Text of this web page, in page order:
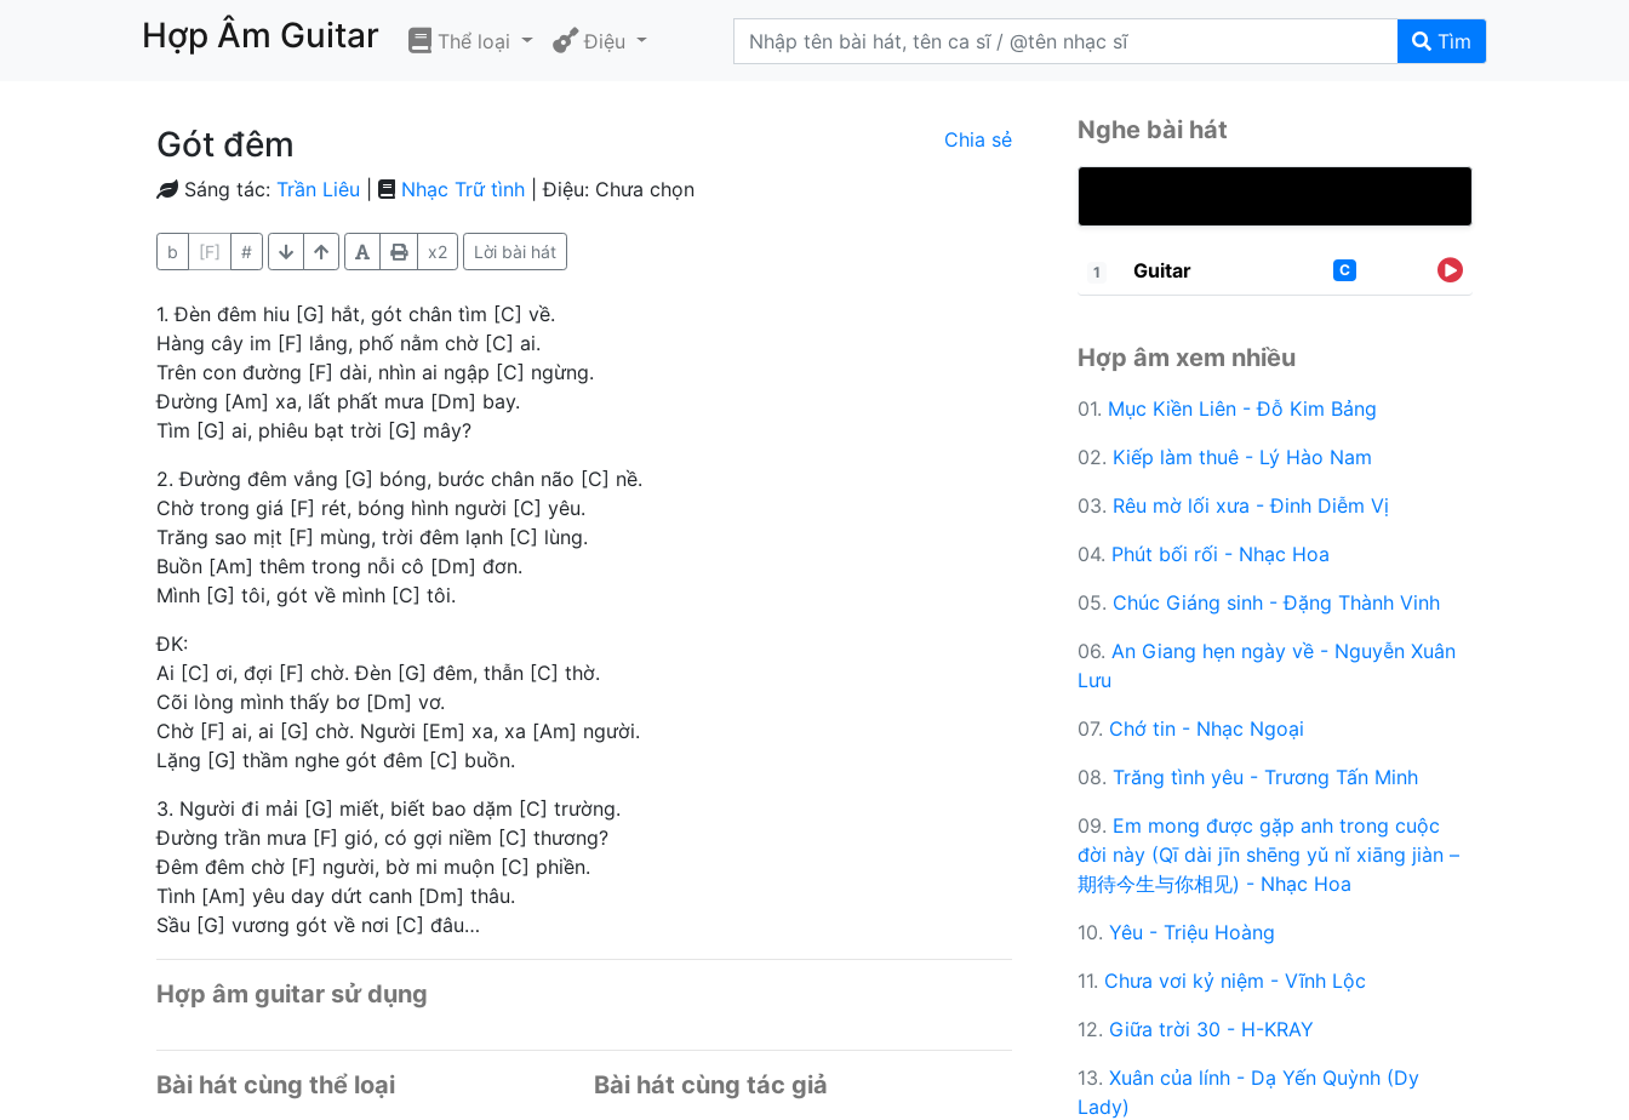
Hợp Âm Guitar Thể loại Điệu Tìm
Gót đêm Chia sẻ
Sáng tác: Trần Liêu Nhạc Trữ tình | Điệu: Chưa chọn
b [F] # x2 Lời bài hát
1. Đèn đêm hiu [G] hắt, gót chân tìm [C] về.
Hàng cây im [F] lắng, phố nằm chờ [C] ai.
Trên con đường [F] dài, nhìn ai ngập [C] ngừng.
Đường [Am] xa, lất phất mưa [Dm] bay.
Tìm [G] ai, phiêu bạt trời [G] mây?
2. Đường đêm vắng [G] bóng, bước chân não [C] nề.
Chờ trong giá [F] rét, bóng hình người [C] yêu.
Trăng sao mịt [F] mùng, trời đêm lạnh [C] lùng.
Buồn [Am] thêm trong nỗi cô [Dm] đơn.
Mình [G] tôi, gót về mình [C] tôi.
ĐK:
Ai [C] ơi, đợi [F] chờ. Đèn [G] đêm, thẫn [C] thờ.
Cõi lòng mình thấy bơ [Dm] vơ.
Chờ [F] ai, ai [G] chờ. Người [Em] xa, xa [Am] người.
Lặng [G] thầm nghe gót đêm [C] buồn.
3. Người đi mải [G] miết, biết bao dặm [C] trường.
Đường trần mưa [F] gió, có gợi niềm [C] thương?
Đêm đêm chờ [F] người, bờ mi muộn [C] phiền.
Tình [Am] yêu day dứt canh [Dm] thâu.
Sầu [G] vương gót về nơi [C] đâu…
Hợp âm guitar sử dụng
Bài hát cùng thể loại Bài hát cùng tác giả
Nghe bài hát
1 Guitar C
Hợp âm xem nhiều
01. Mục Kiền Liên - Đỗ Kim Bảng
02. Kiếp làm thuê - Lý Hào Nam
03. Rêu mờ lối xưa - Đinh Diễm Vị
04. Phút bối rối - Nhạc Hoa
05. Chúc Giáng sinh - Đặng Thành Vinh
06. An Giang hẹn ngày về - Nguyễn Xuân
Lưu
07. Chớ tin - Nhạc Ngoại
08. Trăng tình yêu - Trương Tấn Minh
09. Em mong được gặp anh trong cuộc
đời này (Qī dài jīn shēng yǔ nǐ xiāng jiàn –
期待今生与你相见) - Nhạc Hoa
10. Yêu - Triệu Hoàng
11. Chưa vơi kỷ niệm - Vĩnh Lộc
12. Giữa trời 30 - H-KRAY
13. Xuân của lính - Dạ Yến Quỳnh (Dy
Lady)